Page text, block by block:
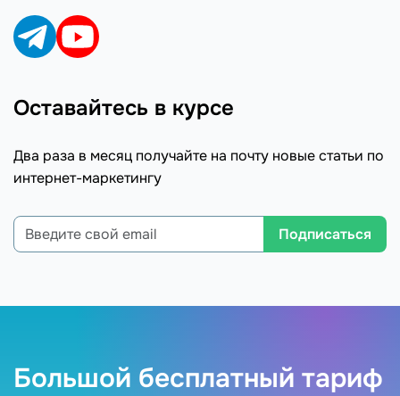
Оставайтесь в курсе
Два раза в месяц получайте на почту новые статьи по
интернет-маркетингу
Подписаться
Большой бесплатный тариф